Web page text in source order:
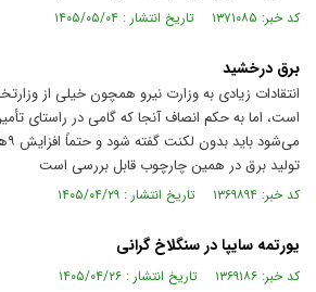
کد خبر: ۱۳۷۱۰۸۵ تاریخ انتشار : ۱۴۰۵/۰۵/۰۴
برق درخشید
انتقادات زیادی به وزارت نیرو همچون خیلی از
است، اما به حکم انصاف آنجا که گامی در راستای
تولید برق در همین چارچوب قابل بررسی است
کد خبر: ۱۳۶۹۸۹۴ تاریخ انتشار : ۱۴۰۵/۰۴/۲۹
یورتمه سایپا در سنگلاخ گرانی
کد خبر: ۱۳۶۹۱۸۶ تاریخ انتشار : ۱۴۰۵/۰۴/۲۶